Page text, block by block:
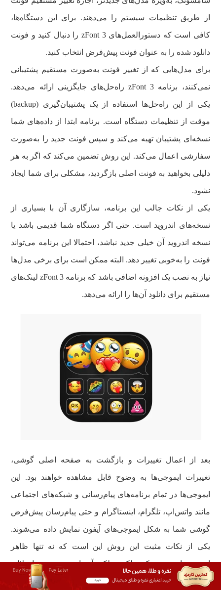
از طریق تنظیمات سیستم را می‌دهند. برای این دستگاه‌ها،
کافی است که دستورالعمل‌های zFont 3 را دنبال کنید و فونت
دانلود شده را به عنوان فونت پیش‌فرض انتخاب کنید.
برای مدل‌هایی که از تغییر فونت به‌صورت مستقیم پشتیبانی
نمی‌کنند، برنامه zFont 3 راه‌حل‌های جایگزینی ارائه می‌دهد.
یکی از این راه‌حل‌ها استفاده از یک پشتیبان‌گیری (backup)
موقت از تنظیمات دستگاه است. برنامه ابتدا از داده‌های شما
نسخه‌ای پشتیبان تهیه می‌کند و سپس فونت جدید را به‌صورت
سفارشی اعمال می‌کند. این روش تضمین می‌کند که اگر به هر
دلیلی بخواهید به فونت اصلی بازگردید، مشکلی برای شما ایجاد
نشود.
یکی از نکات جالب این برنامه، سازگاری آن با بسیاری از
نسخه‌های اندروید است. حتی اگر دستگاه شما قدیمی باشد یا
نسخه اندروید آن خیلی جدید نباشد، احتمالا این برنامه می‌تواند
فونت را به‌خوبی تغییر دهد. البته ممکن است برای برخی مدل‌ها
نیاز به نصب یک افزونه اضافی باشد که برنامه zFont 3 لینک‌های
مستقیم برای دانلود آن‌ها را ارائه می‌دهد.
بعد از اعمال تغییرات و بازگشت به صفحه اصلی گوشی،
تغییرات ایموجی‌ها به وضوح قابل مشاهده خواهند بود. این
ایموجی‌ها در تمام برنامه‌های پیام‌رسانی و شبکه‌های اجتماعی
مانند واتس‌اپ، تلگرام، اینستاگرام و حتی پیام‌رسان پیش‌فرض
گوشی شما به شکل ایموجی‌های آیفون نمایش داده می‌شوند.
یکی از نکات مثبت این روش این است که نه تنها ظاهر
ایموجی‌ها تغییر می‌کند، بلکه عملکرد آن‌ها هم بدون هیچ اختلالی
ادامه پیدا می‌کند.